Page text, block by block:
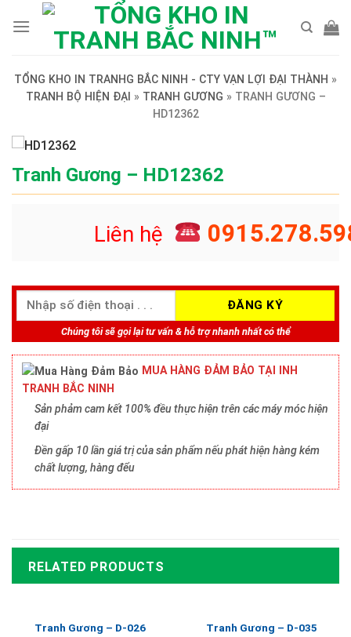
TỔNG KHO IN TRANHG BẮC NINH - CTY VẠN LỢI ĐẠI THÀNH »
TRANH BỘ HIỆN ĐẠI » TRANH GƯƠNG » TRANH GƯƠNG –
HD12362
Tranh Gương – HD12362
Liên hệ
Chúng tôi sẽ gọi lại tư vấn & hỗ trợ nhanh nhất có thể
MUA HÀNG ĐẢM BẢO TẠI INH
TRANH BẮC NINH
Sản phảm cam kết 100% đều thực hiện trên các máy móc hiện
đại
Đền gấp 10 lần giá trị của sản phẩm nếu phát hiện hàng kém
chất lượng, hàng đểu
RELATED PRODUCTS
Tranh Gương – D-026 Tranh Gương – D-035